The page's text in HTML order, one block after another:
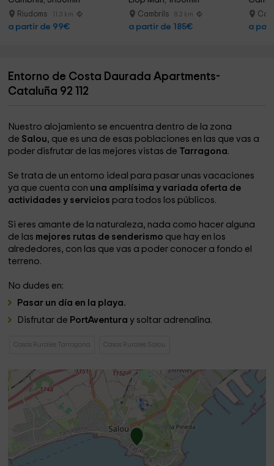
Riudoms 11.3 km
a partir de 99€
Cambrils 8.3 km
a partir de 185€ a
Entorno de Costa Daurada Apartments-
Cataluña 92 112
Nuestro alojamiento se encuentra dentro de la zona
de Salou, que es una de esas poblaciones en las que vas a
poder disfrutar de las mejores vistas de Tarragona.
Se trata de un entorno ideal para pasar unas vacaciones
ya que cuenta con una amplísima y variada oferta de
actividades y servicios para todos los públicos.
Si eres amante de la naturaleza, nada como hacer alguna
de las mejores rutas de senderismo que hay en los
alrededores, con las que vas a poder conocer a fondo el
terreno.
No dudes en:
Pasar un día en la playa.
Disfrutar de PortAventuray soltar adrenalina.
Casas Rurales Tarragona Casas Rurales Salou